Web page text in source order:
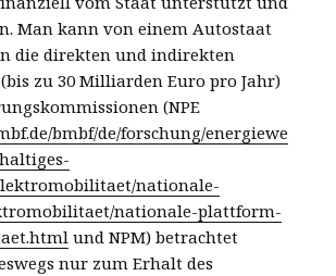
Man kann von einem Autostaat
die direkten und indirekten
zu 30 Milliarden Euro pro Jahr)
(NPE
bmbf/de/forschung/energiewe
nationale-
nationale-plattform-
und NPM) betrachtet
nur zum Erhalt des